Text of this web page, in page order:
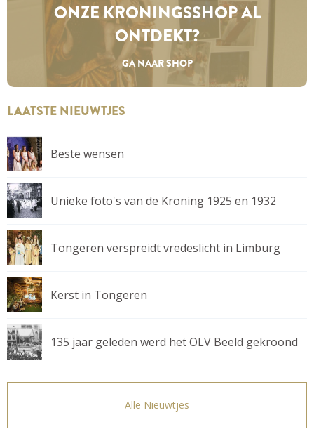
ONZE KRONINGS­SHOP AL
ONTDEKT?
GA NAAR SHOP
LAATSTE NIEUWTJES
Beste wensen
Unieke foto's van de Kroning 1925 en 1932
Tongeren verspreidt vredeslicht in Limburg
Kerst in Tongeren
135 jaar geleden werd het OLV Beeld gekroond
Alle Nieuwtjes